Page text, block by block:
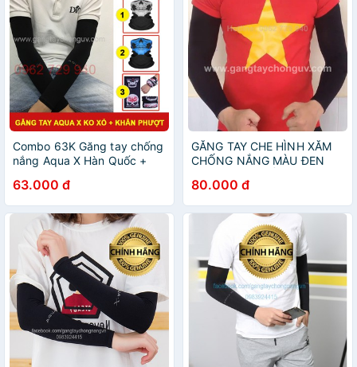
Combo 63K Găng tay chống
nắng Aqua X Hàn Quốc +
mặt che cổ chống nắng họa
tiết
63.000 đ
GĂNG TAY CHE HÌNH XĂM
CHỐNG NẮNG MÀU ĐEN
DẶN, THOÁNG MÁT, CO
DÃN 4 CHIỀU
80.000 đ